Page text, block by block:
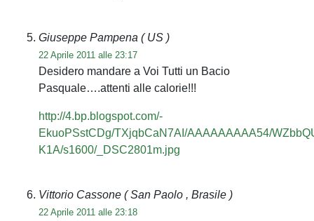
Giuseppe Pampena ( US )
22 Aprile 2011 alle 23:17
Desidero mandare a Voi Tutti un Bacio
Pasquale….attenti alle calorie!!!
http://4.bp.blogspot.com/-
EkuoPSstCDg/TXjqbCaN7AI/AAAAAAAAA54/
K1A/s1600/_DSC2801m.jpg
Vittorio Cassone ( San Paolo , Brasile )
22 Aprile 2011 alle 23:18